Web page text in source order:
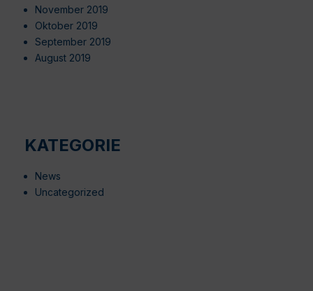
November 2019
Oktober 2019
September 2019
August 2019
KATEGORIE
News
Uncategorized